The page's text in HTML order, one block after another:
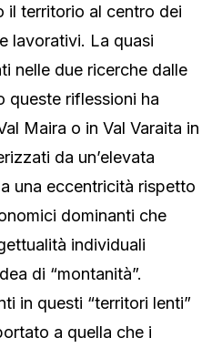
il territorio al centro dei
lavorativi. La quasi
nelle due ricerche dalle
queste riflessioni ha
Maira o in Val Varaita in
da un’elevata
una eccentricità rispetto
dominanti che
individuali
di “montanità”.
in questi “territori lenti”
a quella che i